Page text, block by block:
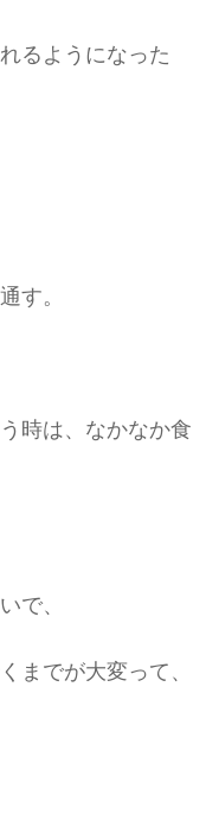
るようになった
す。
時は、なかなか食
で、
までが大変って、